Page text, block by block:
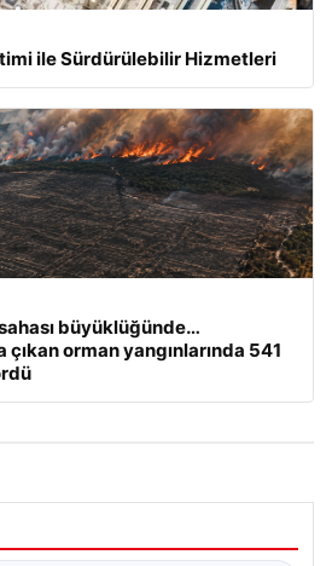
ile Sürdürülebilir Hizmetleri
büyüklüğünde…
çıkan orman yangınlarında 541